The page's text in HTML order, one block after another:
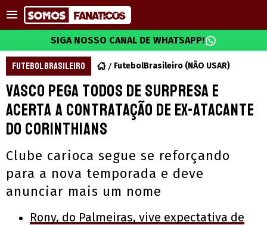
SIGA NOSSO CANAL DE WHATSAPP!
FUTEBOL BRASILEIRO FutebolBrasileiro (NÃO USAR)
Vasco pega todos de surpresa e
acerta a contratação de ex-atacante
do Corinthians
Clube carioca segue se reforçando
para a nova temporada e deve
anunciar mais um nome
Rony, do Palmeiras, vive expectativa de